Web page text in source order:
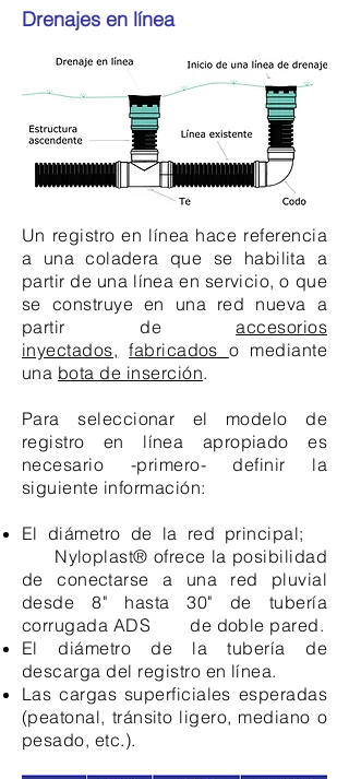
Drenajes en línea
Un registro en línea hace referencia
a una coladera que se habilita a
partir de una línea en servicio, o que
se construye en una red nueva a
partir deaccesorios
inyectados, fabricados o mediante
una bota de inserción.
Para seleccionar el modelo de
registro en línea apropiado es
necesario -primero- definir la
siguiente información:
El diámetro de la red principal;
Nyloplast® ofrece la posibilidad
de conectarse a una red pluvial
desde 8" hasta 30" de tubería
corrugada ADS de doble pared.
El diámetro de la tubería de
descarga del registro en línea.
Las cargas superficiales esperadas
(peatonal, tránsito ligero, mediano o
pesado, etc.).